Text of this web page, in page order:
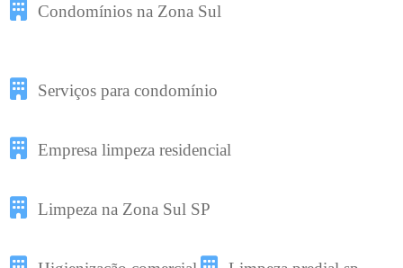
Condomínios na Zona Sul
Serviços para condomínio
Empresa limpeza residencial
Limpeza na Zona Sul SP